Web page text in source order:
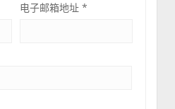
电子邮箱地址*